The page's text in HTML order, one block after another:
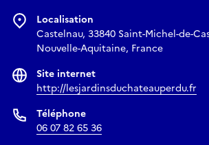
Localisation
Castelnau, 33840 Saint-Michel-de-
Nouvelle-Aquitaine, France
Site internet
http://lesjardinsduchateauperdu.fr
Téléphone
06 07 82 65 36